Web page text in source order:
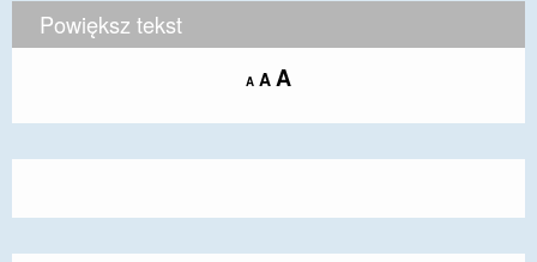
Powiększ tekst
A Decrease
size.
A Reset
size.
AIncrease
size.